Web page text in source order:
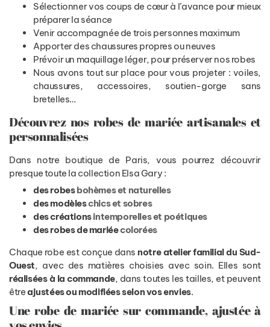
Sélectionner vos coups de cœur à l’avance pour mieux
préparer la séance
Venir accompagnée de trois personnes maximum
Apporter des chaussures propres ou neuves
Prévoir un maquillage léger, pour préserver nos robes
Nous avons tout sur place pour vous projeter : voiles,
chaussures, accessoires, soutien-gorge sans
bretelles…
Découvrez nos robes de mariée artisanales et
personnalisées
Dans notre boutique de Paris, vous pourrez découvrir
presque toute la collection Elsa Gary :
des robesbohèmes et naturelles
des modèleschics et sobres
des créationsintemporelles et poétiques
des robes de mariéecolorées
Chaque robe est conçue dansnotre atelier familial du Sud-
Ouest, avec des matières choisies avec soin. Elles sont
réalisées à la commande, dans toutes les tailles, et peuvent
êtreajustées ou modifiées selon vos envies.
Une robe de mariée sur commande, ajustée à